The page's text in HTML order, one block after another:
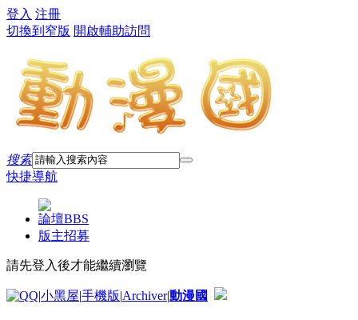
登入 注冊
切換到窄版 開啟輔助訪問
搜索
快捷導航
論壇BBS
版主招募
請先登入後才能繼續瀏覽
|小黑屋|手機版|Archiver|動漫國